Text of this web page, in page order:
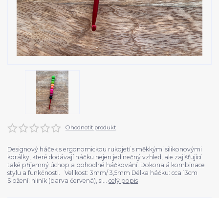
Ohodnotit produkt
Designový háček s ergonomickou rukojetí s měkkými silikonovými
korálky, které dodávají háčku nejen jedinečný vzhled, ale zajišťující
také příjemný úchop a pohodlné háčkování. Dokonalá kombinace
stylu a funkčnosti. Velikost: 3mm/ 3,5mm Délka háčku: cca 13cm
Složení: hliník (barva červená), si... celý popis